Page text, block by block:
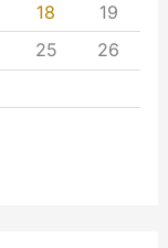
18
19
25
26